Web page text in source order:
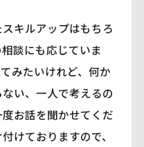
キルアップはもちろ
談にも応じていま
みたいけれど、何か
い、一人で考えるの
お話を聞かせてくだ
けておりますので、